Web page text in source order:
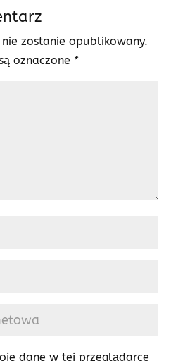
zostanie opublikowany.
oznaczone *
dane w tej przeglądarce